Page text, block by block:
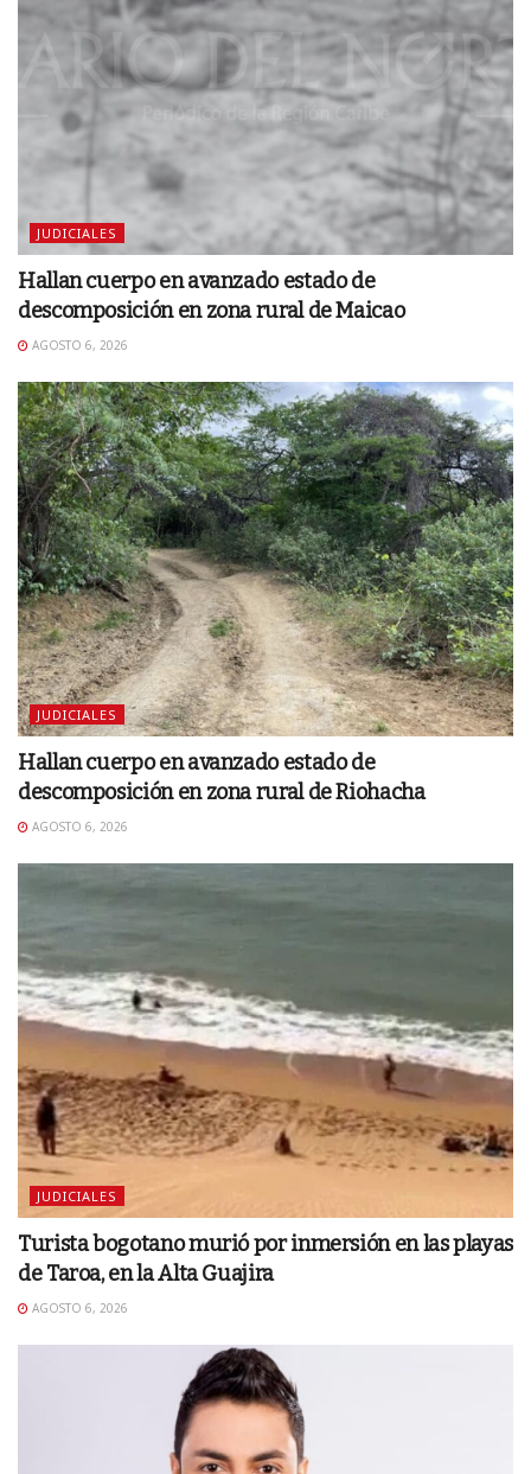
JUDICIALES
Hallan cuerpo en avanzado estado de
descomposición en zona rural de Maicao
AGOSTO 6, 2026
JUDICIALES
Hallan cuerpo en avanzado estado de
descomposición en zona rural de Riohacha
AGOSTO 6, 2026
JUDICIALES
Turista bogotano murió por inmersión en las playas
de Taroa, en la Alta Guajira
AGOSTO 6, 2026